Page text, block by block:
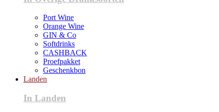
Port Wine
Orange Wine
GIN & Co
Softdrinks
CASHBACK
Proefpakket
Geschenkbon
Landen
In Landen